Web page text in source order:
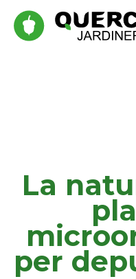
La
per